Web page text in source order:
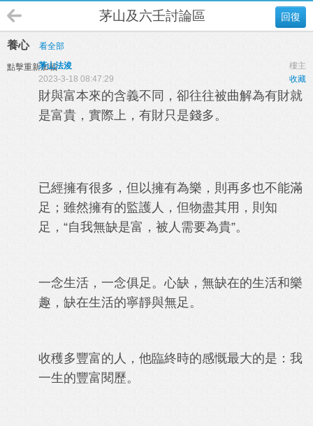
回復
茅山及六壬討論區
養心 看全部
點擊重新加載 樓主
茅山法浚
收藏
2023-3-18 08:47:29
財與富本來的含義不同，卻往往被曲解為有財就
是富貴，實際上，有財只是錢多。
已經擁有很多，但以擁有為樂，則再多也不能滿
足；雖然擁有的監護人，但物盡其用，則知
足，“自我無缺是富，被人需要為貴”。
一念生活，一念俱足。心缺，無缺在的生活和樂
趣，缺在生活的寧靜與無足。
收穫多豐富的人，他臨終時的感慨最大的是：我
一生的豐富閱歷。